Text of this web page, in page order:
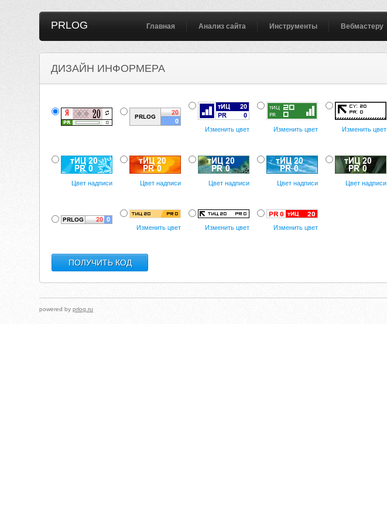
PRLOG Главная Анализ сайта Инструменты Вебмастеру
ДИЗАЙН ИНФОРМЕРА
Изменить цвет Изменить цвет Изменить цвет
Цвет надписи Цвет надписи Цвет надписи Цвет надписи Цвет надписи
Изменить цвет Изменить цвет Изменить цвет
powered byprlog.ru